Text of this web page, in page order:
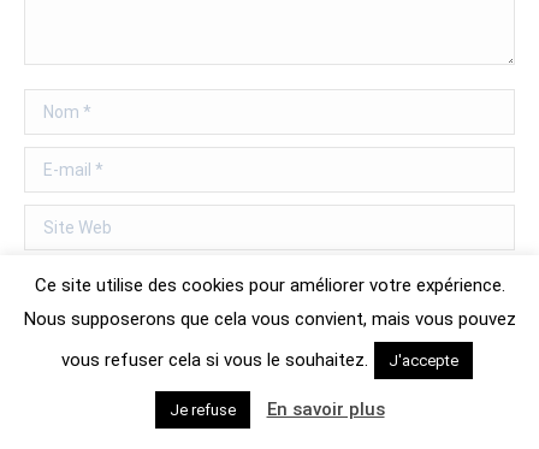
Nom *
E-mail *
Site Web
Save my name, email, and website in this browser for the next time I
comment.
Ce site utilise des cookies pour améliorer votre expérience.
Nous supposerons que cela vous convient, mais vous pouvez
vous refuser cela si vous le souhaitez.
J'accepte
Je refuse En savoir plus